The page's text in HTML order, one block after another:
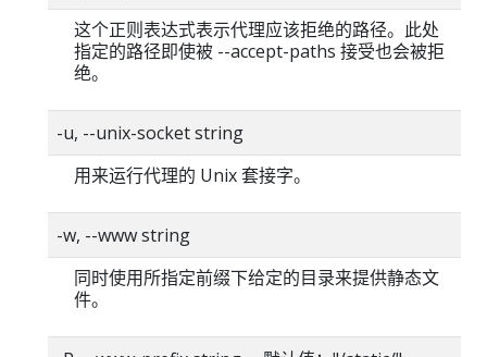
这个正则表达式表示代理应该拒绝的路径。此处
指定的路径即使被 --accept-paths 接受也会被拒
绝。
-u, --unix-socket string
用来运行代理的 Unix 套接字。
-w, --www string
同时使用所指定前缀下给定的目录来提供静态文
件。